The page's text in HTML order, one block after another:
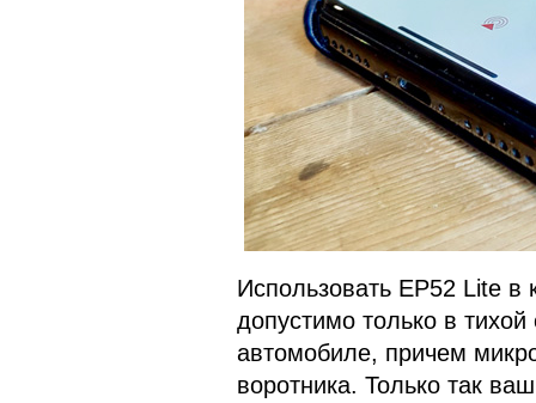
Использовать EP52 Lite в
допустимо только в
автомобиле, причем
воротника. Только так